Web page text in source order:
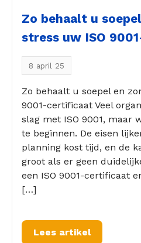
Zo behaalt u
stress uw ISO
8 april 25
Zo behaalt u soepel en
9001-certificaat Veel
slag met ISO 9001, maar
te beginnen. De eisen
planning kost tijd, en de
groot als er geen
een ISO 9001-certificaat
[…]
Lees artikel